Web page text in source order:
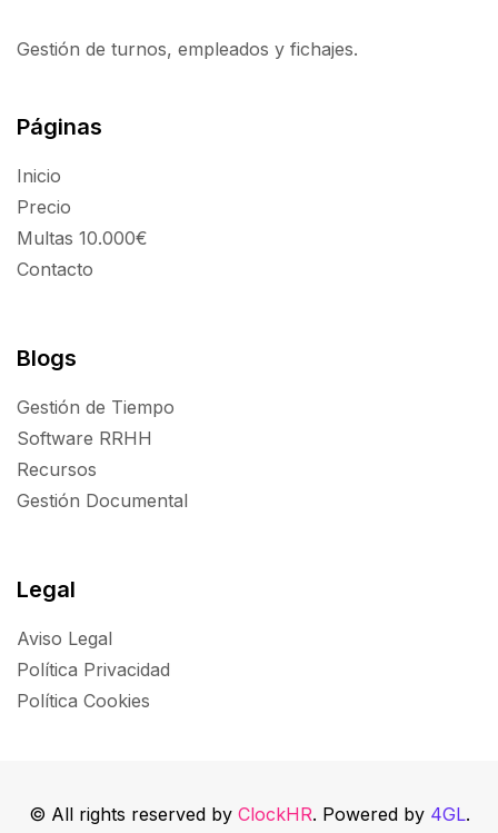
Gestión de turnos, empleados y fichajes.
Páginas
Inicio
Precio
Multas 10.000€
Contacto
Blogs
Gestión de Tiempo
Software RRHH
Recursos
Gestión Documental
Legal
Aviso Legal
Política Privacidad
Política Cookies
© All rights reserved by ClockHR. Powered by 4GL.